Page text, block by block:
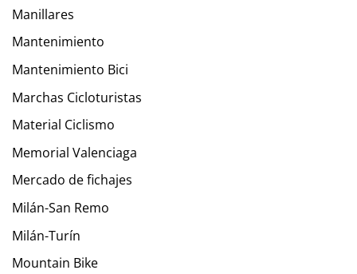
Manillares
Mantenimiento
Mantenimiento Bici
Marchas Cicloturistas
Material Ciclismo
Memorial Valenciaga
Mercado de fichajes
Milán-San Remo
Milán-Turín
Mountain Bike